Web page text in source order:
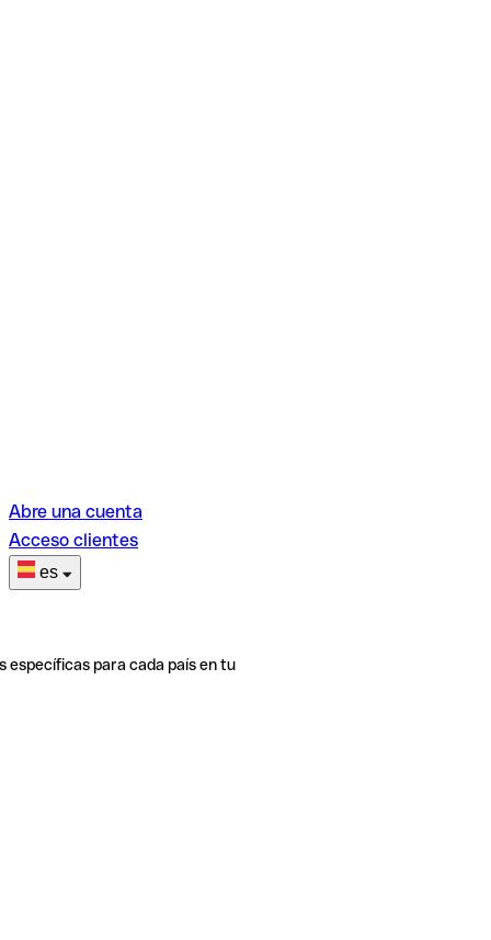
Abre una cuenta
Acceso clientes
es
específicas para cada país en tu